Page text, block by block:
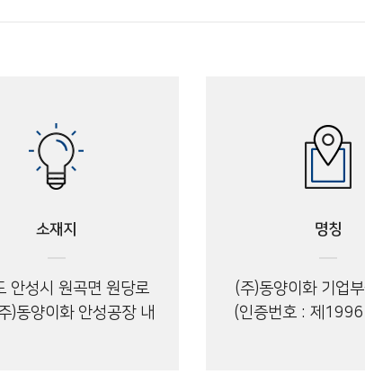
소재지
안성시 원곡면 원당로
)동양이화 안성공장 내
명칭
(주)동양이화 기업
(인증번호 : 제